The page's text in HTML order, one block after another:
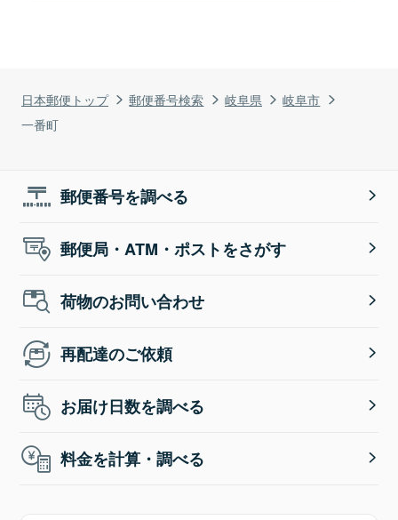
日本郵便トップ 郵便番号検索 岐阜県
岐阜市
一番町
郵便番号を調べる
郵便局・ATM・ポストをさがす
荷物のお問い合わせ
再配達のご依頼
お届け日数を調べる
料金を計算・調べる